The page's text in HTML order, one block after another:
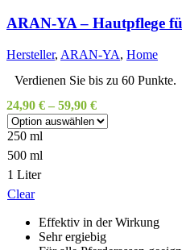
Optionen
können
auf
der
Produktseite
ARAN-YA – Hautpflege
Hersteller, ARAN-YA, Home
Verdienen Sie bis zu 60 Punkte.
24,90 € – 59,90 €
250 ml
500 ml
1 Liter
Clear
Effektiv in der Wirkung
Sehr ergiebig